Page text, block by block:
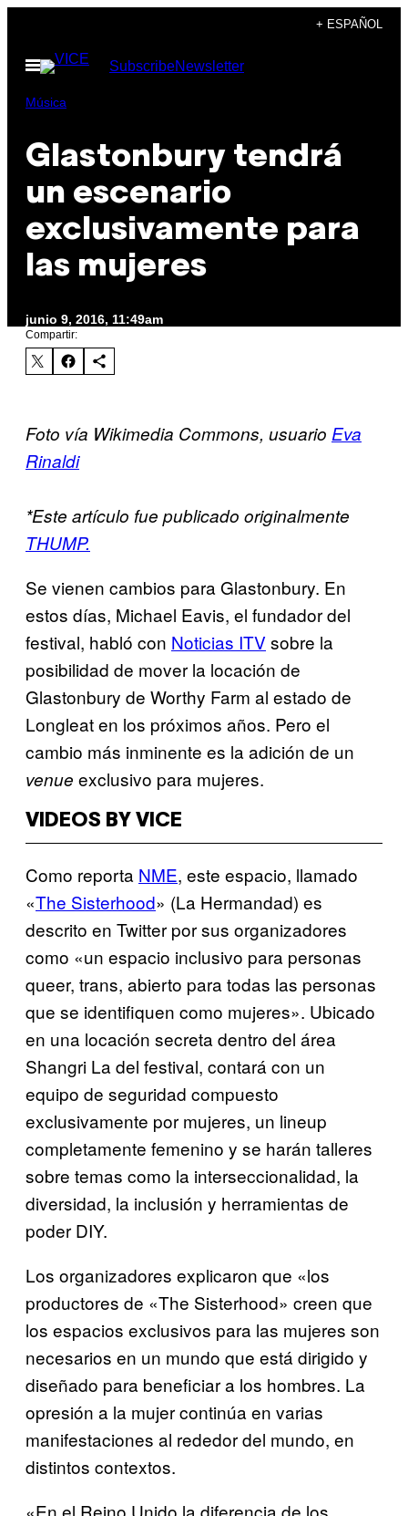
contenido
+ ESPAÑOL
Abrir
Menú
SubscribeNewsletter
Música
Glastonbury tendrá
un escenario
exclusivamente para
las mujeres
junio 9, 2016, 11:49am
Compartir:
Foto vía Wikimedia Commons, usuario Eva
Rinaldi
*Este artículo fue publicado originalmente
THUMP.
Se vienen cambios para Glastonbury. En
estos días, Michael Eavis, el fundador del
festival, habló con Noticias ITV sobre la
posibilidad de mover la locación de
Glastonbury de Worthy Farm al estado de
Longleat en los próximos años. Pero el
cambio más inminente es la adición de un
venue exclusivo para mujeres.
VIDEOS BY VICE
Como reporta NME, este espacio, llamado
«The Sisterhood» (La Hermandad) es
descrito en Twitter por sus organizadores
como «un espacio inclusivo para personas
queer, trans, abierto para todas las personas
que se identifiquen como mujeres». Ubicado
en una locación secreta dentro del área
Shangri La del festival, contará con un
equipo de seguridad compuesto
exclusivamente por mujeres, un lineup
completamente femenino y se harán talleres
sobre temas como la interseccionalidad, la
diversidad, la inclusión y herramientas de
poder DIY.
Los organizadores explicaron que «los
productores de «The Sisterhood» creen que
los espacios exclusivos para las mujeres son
necesarios en un mundo que está dirigido y
diseñado para beneficiar a los hombres. La
opresión a la mujer continúa en varias
manifestaciones al rededor del mundo, en
distintos contextos.
«En el Reino Unido la diferencia de los